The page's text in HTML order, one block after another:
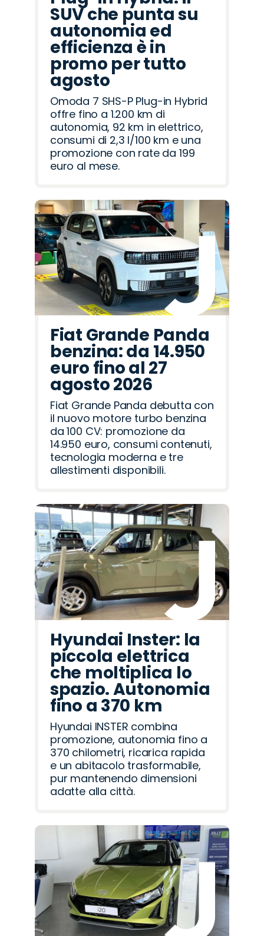
SUV che punta su
autonomia ed
efficienza è in
promo per tutto
agosto
Omoda 7 SHS-P Plug-in Hybrid
offre fino a 1.200 km di
autonomia, 92 km in elettrico,
consumi di 2,3 l/100 km e una
promozione con rate da 199
euro al mese.
Fiat Grande Panda
benzina: da 14.950
euro fino al 27
agosto 2026
Fiat Grande Panda debutta con
il nuovo motore turbo benzina
da 100 CV: promozione da
14.950 euro, consumi contenuti,
tecnologia moderna e tre
allestimenti disponibili.
Hyundai Inster: la
piccola elettrica
che moltiplica lo
spazio. Autonomia
fino a 370 km
Hyundai INSTER combina
promozione, autonomia fino a
370 chilometri, ricarica rapida
e un abitacolo trasformabile,
pur mantenendo dimensioni
adatte alla città.